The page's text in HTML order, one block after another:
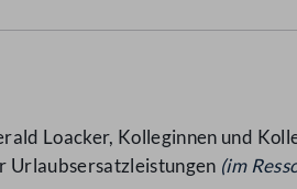
Loacker, Kolleginnen und
Urlaubsersatzleistungen (im